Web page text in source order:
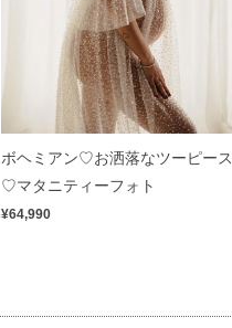
ボヘミアン♡お洒落なツーピース
♡マタニティーフォト
¥64,990